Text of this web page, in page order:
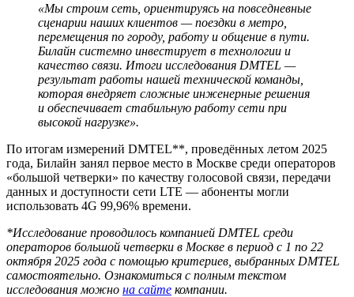
«Мы строим сеть, ориентируясь на повседневные
сценарии наших клиентов — поездки в метро,
перемещения по городу, работу и общение в пути.
Билайн системно инвестирует в технологии и
качество связи. Итоги исследования DMTEL —
результат работы нашей технической команды,
которая внедряет сложные инженерные решения
и обеспечивает стабильную работу сети при
высокой нагрузке».
По итогам измерений DMTEL**, проведённых летом 2025
года, Билайн занял первое место в Москве среди операторов
«большой четверки» по качеству голосовой связи, передачи
данных и доступности сети LTE — абоненты могли
использовать 4G 99,96% времени.
*Исследование проводилось компанией DMTEL среди
операторов большой четверки в Москве в период с 1 по 22
октября 2025 года с помощью критериев, выбранных DMTEL
самостоятельно. Ознакомиться с полным текстом
исследования можно на сайте компании.